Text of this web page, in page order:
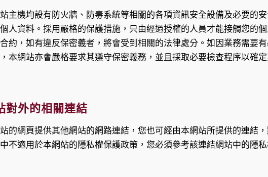
主機均設有防火牆、防毒系統等相關的各項資訊安全設備及必要的
人資料。採用嚴格的保護措施，只由經過授權的人員才能接觸您的
約，如有違反保密義者，將會受到相關的法律處分。如因業務需要
本網站亦會嚴格要求其遵守保密義務，並且採取必要檢查程序以確定
對外的相關連結
的網頁提供其他網站的網路連結，您也可經由本網站所提供的連結
不適用於本網站的隱私權保護政策，您必須參考該連結網站中的隱私